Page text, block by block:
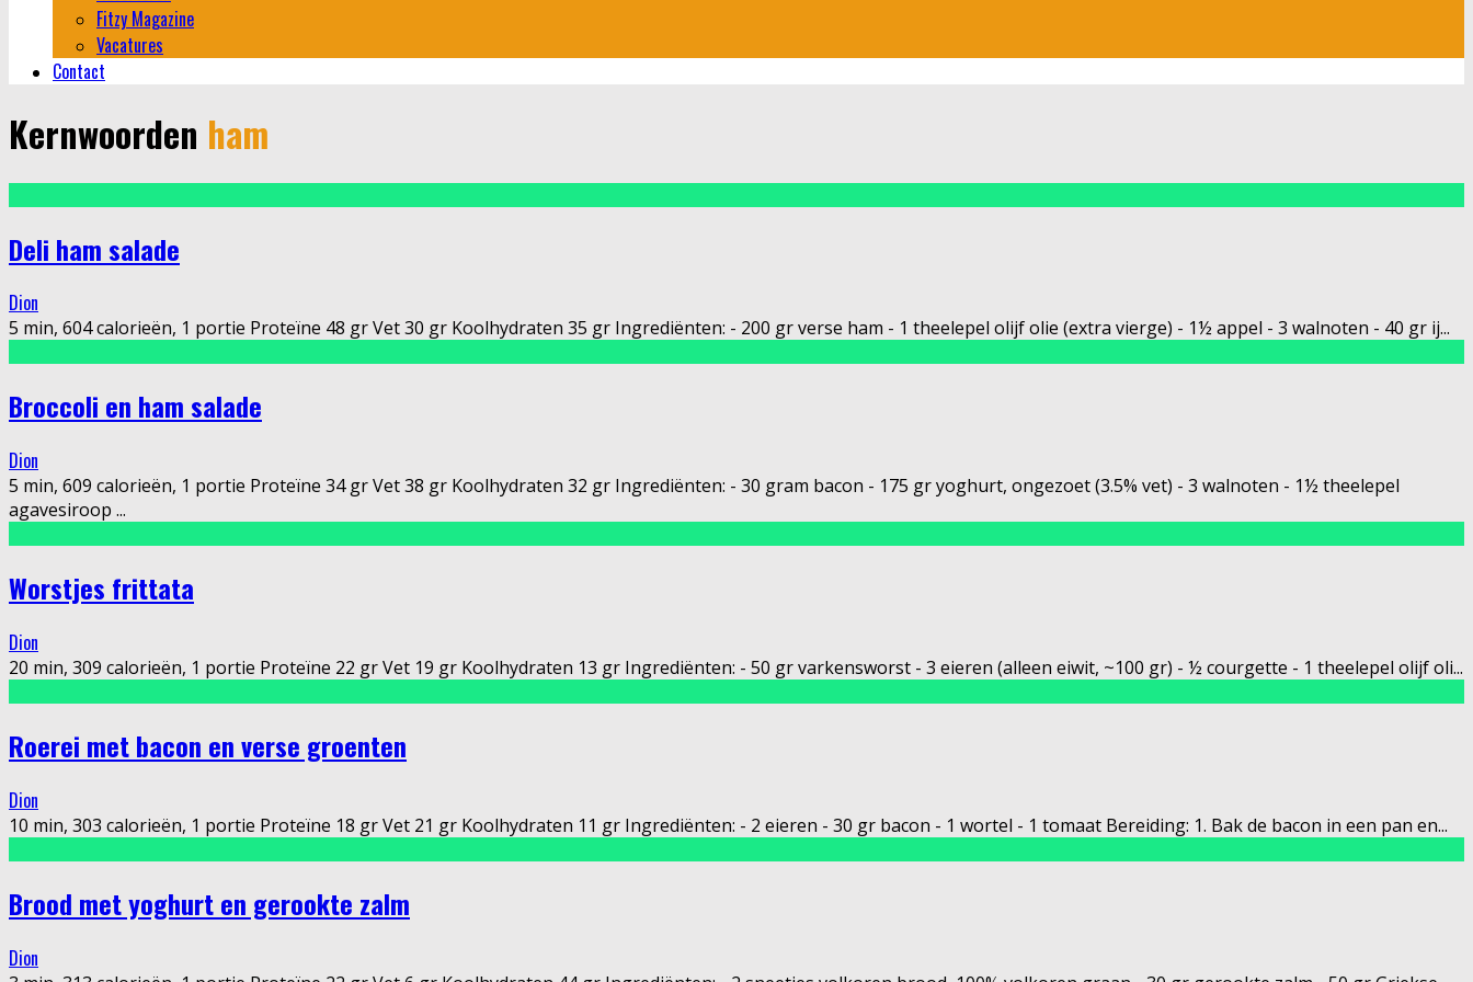
Fitzy Magazine
Vacatures
Contact
Kernwoorden ham
Deli ham salade
Dion
5 min, 604 calorieën, 1 portie Proteïne 48 gr Vet 30 gr Koolhydraten 35 gr Ingrediënten: - 200 gr verse ham - 1 theelepel olijf olie (extra vierge) - 1½ appel - 3 walnoten - 40 gr ij...
Broccoli en ham salade
Dion
5 min, 609 calorieën, 1 portie Proteïne 34 gr Vet 38 gr Koolhydraten 32 gr Ingrediënten: - 30 gram bacon - 175 gr yoghurt, ongezoet (3.5% vet) - 3 walnoten - 1½ theelepel
agavesiroop ...
Worstjes frittata
Dion
20 min, 309 calorieën, 1 portie Proteïne 22 gr Vet 19 gr Koolhydraten 13 gr Ingrediënten: - 50 gr varkensworst - 3 eieren (alleen eiwit, ~100 gr) - ½ courgette - 1 theelepel olijf oli...
Roerei met bacon en verse groenten
Dion
10 min, 303 calorieën, 1 portie Proteïne 18 gr Vet 21 gr Koolhydraten 11 gr Ingrediënten: - 2 eieren - 30 gr bacon - 1 wortel - 1 tomaat Bereiding: 1. Bak de bacon in een pan en...
Brood met yoghurt en gerookte zalm
Dion